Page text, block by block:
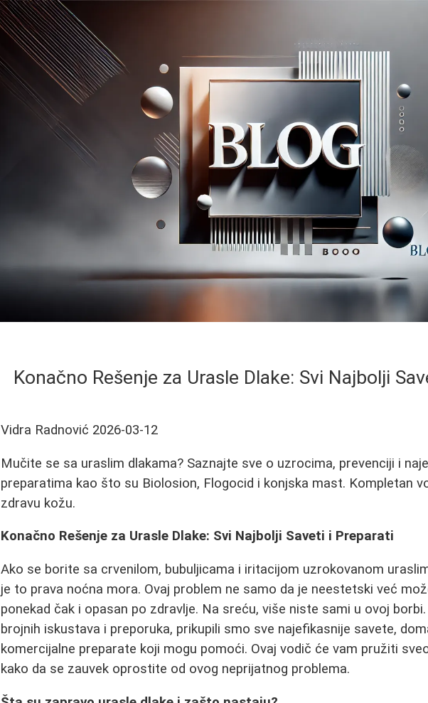
Konačno Rešenje za Urasle Dlake: Svi Najbolji
Vidra Radnović 2026-03-12
Mučite se sa uraslim dlakama? Saznajte sve o uzrocima, prevenciji i
preparatima kao što su Biolosion, Flogocid i konjska mast. Kompletan
zdravu kožu.
Konačno Rešenje za Urasle Dlake: Svi Najbolji Saveti i Preparati
Ako se borite sa crvenilom, bubuljicama i iritacijom uzrokovanom
je to prava noćna mora. Ovaj problem ne samo da je neestetski već
ponekad čak i opasan po zdravlje. Na sreću, više niste sami u ovoj
brojnih iskustava i preporuka, prikupili smo sve najefikasnije savete,
komercijalne preparate koji mogu pomoći. Ovaj vodič će vam pružiti
kako da se zauvek oprostite od ovog neprijatnog problema.